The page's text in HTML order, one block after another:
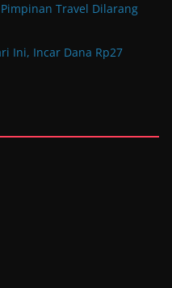
Travel Dilarang
Ini, Incar Dana Rp27